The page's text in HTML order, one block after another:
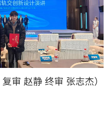
复审 赵静 终审 张志杰）